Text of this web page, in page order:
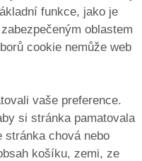
funkce, jako je
oblastem
cookie nemůže web
vaše preference.
si stránka pamatovala
stránka chová nebo
košíku, zemi, ze